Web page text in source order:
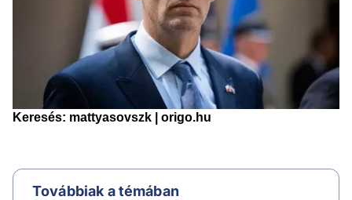
Továbbiak a témában